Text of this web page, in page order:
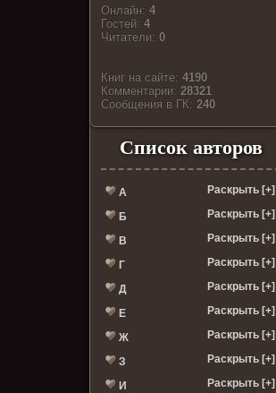
Онлайн:4
Гостей:4
Читатели:0
Книг на сайте:4190
Комментарии:28321
Cообщения в ГК:240
Список авторов
А Раскрыть [+]
Б Раскрыть [+]
В Раскрыть [+]
Г Раскрыть [+]
Д Раскрыть [+]
Е Раскрыть [+]
Ж Раскрыть [+]
З Раскрыть [+]
И Раскрыть [+]